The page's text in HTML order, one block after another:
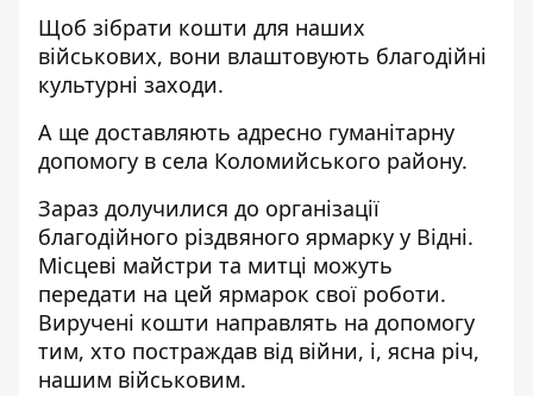
Щоб зібрати кошти для наших
військових, вони влаштовують благодійні
культурні заходи.
А ще доставляють адресно гуманітарну
допомогу в села Коломийського району.
Зараз долучилися до організації
благодійного різдвяного ярмарку у Відні.
Місцеві майстри та митці можуть
передати на цей ярмарок свої роботи.
Виручені кошти направлять на допомогу
тим, хто постраждав від війни, і, ясна річ,
нашим військовим.